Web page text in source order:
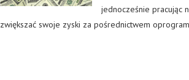
jednocześnie pracując
zwiększać swoje zyski za pośrednictwem